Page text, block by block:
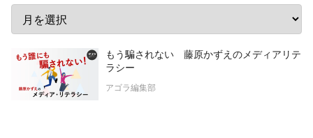
もう騙されない 藤原かずえのメディアリテ
ラシー
アゴラ編集部